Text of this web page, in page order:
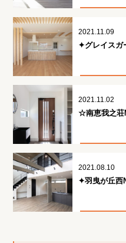
2021.11.09
✦グレイスガ
2021.11.02
☆南恵我之
2021.08.10
✦羽曳が丘西